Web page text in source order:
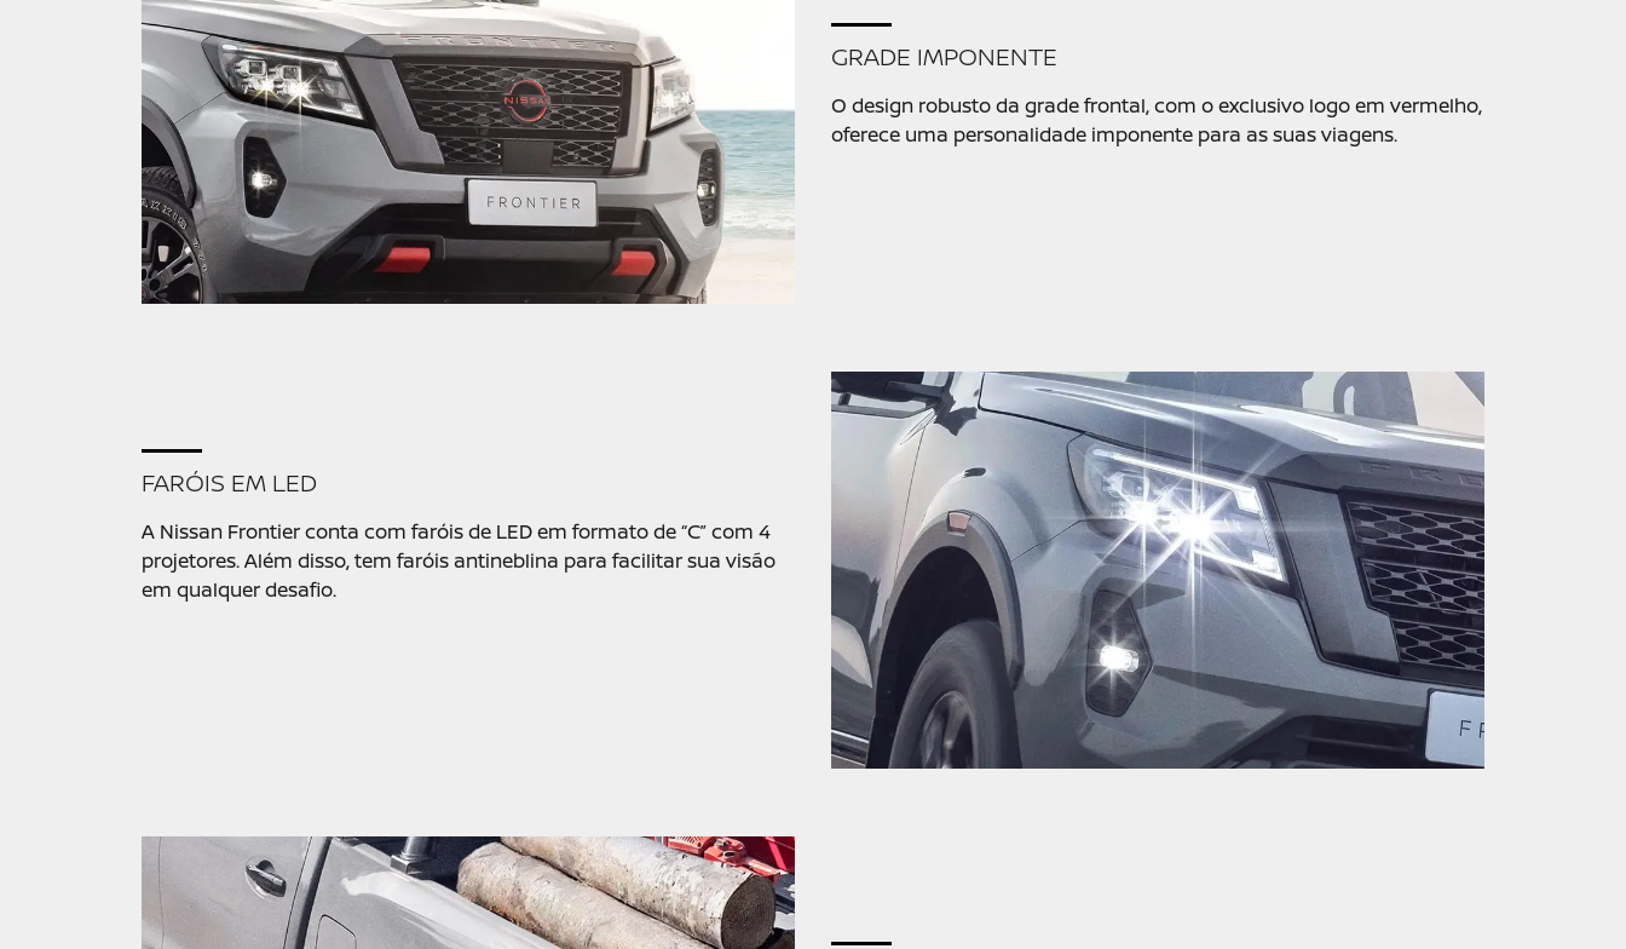
GRADE IMPONENTE
O design robusto da grade frontal, com o exclusivo logo em vermelho,
oferece uma personalidade imponente para as suas viagens.
FARÓIS EM LED
A Nissan Frontier conta com faróis de LED em formato de “C” com 4
projetores. Além disso, tem faróis antineblina para facilitar sua visão
em qualquer desafio.